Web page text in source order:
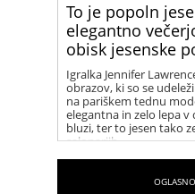
To je popoln
elegantno
obisk jesenske
Igralka Jennifer
obrazov, ki so se
na pariškem tednu
elegantna in zelo lepa
bluzi, ter to jesen tako
salonarjih.